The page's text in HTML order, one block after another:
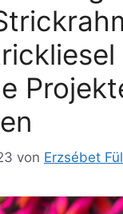
von Erzsébet